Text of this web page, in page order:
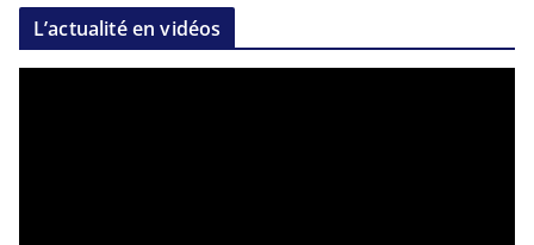
L’actualité en vidéos